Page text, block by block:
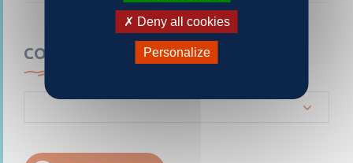
CONTACTEZ-NOUS
Deny all cookies
Personalize